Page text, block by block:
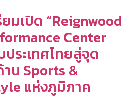
มเปิด “Reignwood
Center
ประเทศไทยสู่จุด
น Sports &
แห่งภูมิภาค